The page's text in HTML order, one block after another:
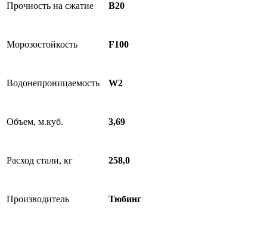
Прочность на сжатие B20
Морозостойкость F100
Водонепроницаемость W2
Объем, м.куб. 3,69
Расход стали, кг 258,0
Производитель Тюбинг